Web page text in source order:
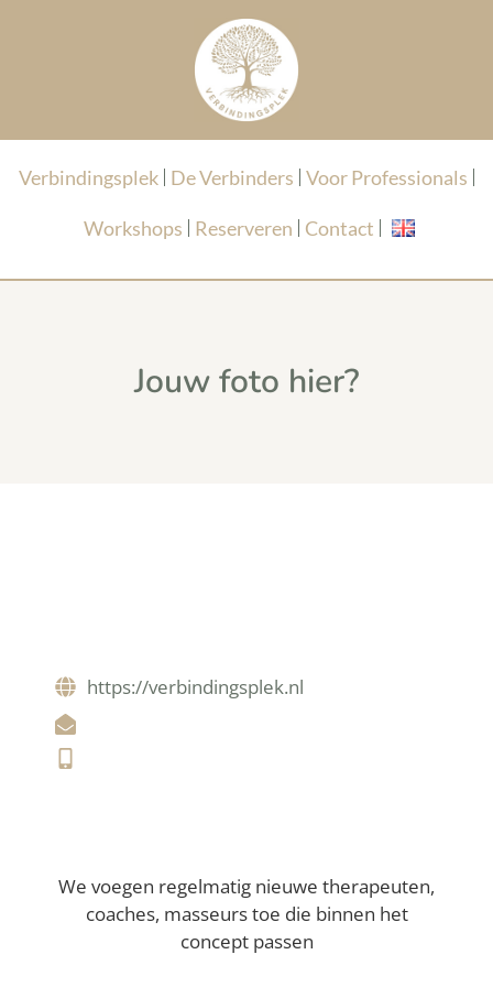
Verbindingsplek De Verbinders Voor Professionals
Workshops Reserveren Contact
Jouw foto hier?
https://verbindingsplek.nl
We voegen regelmatig nieuwe therapeuten,
coaches, masseurs toe die binnen het
concept passen